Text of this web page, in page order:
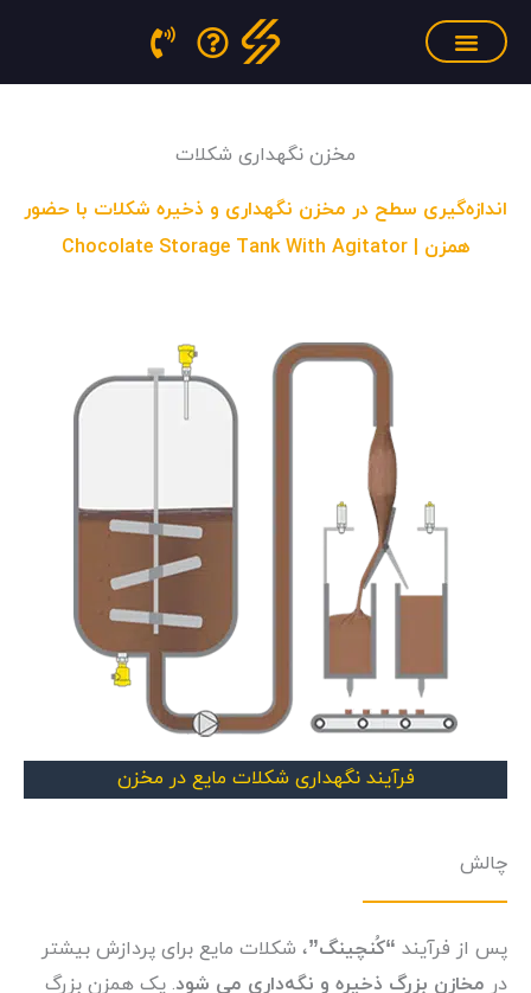
رفتن
مخزن نگهداری شکلات
اندازه‌گیری سطح در مخزن نگهداری و ذخیره شکلات با حضور
همزن | Chocolate Storage Tank With Agitator
چالش
پس از فرآیند “کُنچینگ”، شکلات مایع برای پردازش بیشتر
در مخازن بزرگ ذخیره و نگه‌داری می شود. یک همزن بزرگ
فرآیند نگهداری شکلات مایع در مخزن